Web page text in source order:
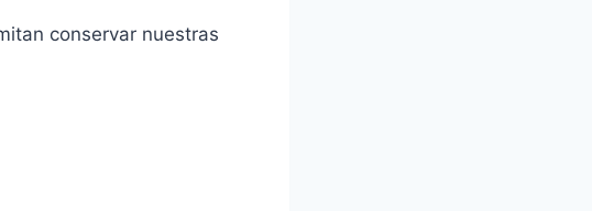
conservar nuestras